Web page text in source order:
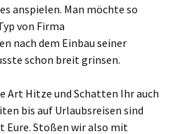
anspielen. Man möchte so
von Firma
nach dem Einbau seiner
schon breit grinsen.
Art Hitze und Schatten Ihr auch
bis auf Urlaubsreisen sind
Eure. Stoßen wir also mit